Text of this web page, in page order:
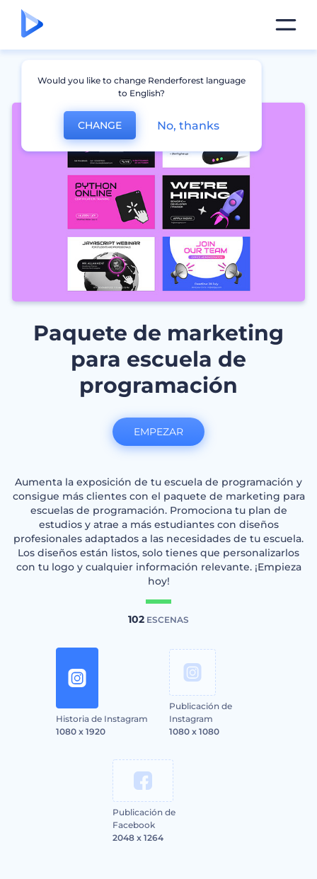
Paquete de marketing
para escuela de
programación
Aumenta la exposición de tu escuela de programación y
consigue más clientes con el paquete de marketing para
escuelas de programación. Promociona tu plan de
estudios y atrae a más estudiantes con diseños
profesionales adaptados a las necesidades de tu escuela.
Los diseños están listos, solo tienes que personalizarlos
con tu logo y cualquier información relevante. ¡Empieza
hoy!
102 ESCENAS
Historia de Instagram
1080 x 1920
Publicación de
Instagram
1080 x 1080
Publicación de
Facebook
2048 x 1264
EMPEZAR
Would you like to change Renderforest language
to English?
CHANGE No, thanks